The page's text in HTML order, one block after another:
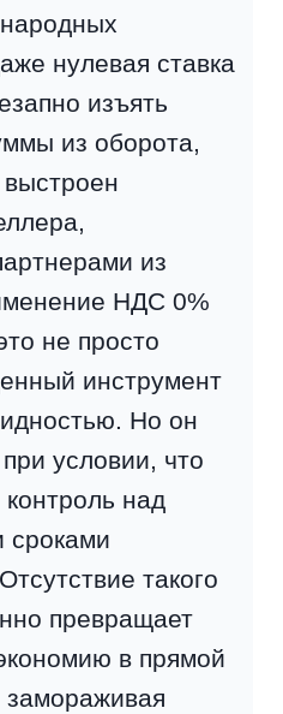
нулевая ставка
изъять
из оборота,
из
НДС 0%
не просто
инструмент
Но он
условии, что
над
сроками
такого
превращает
в прямой